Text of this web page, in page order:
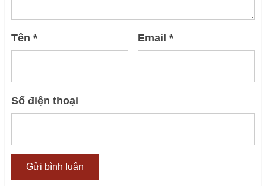
Tên* Email*
Số điện thoại